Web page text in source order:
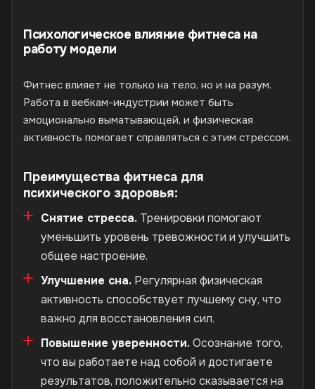
Психологическое влияние фитнеса на
работу модели
Фитнес влияет не только на тело, но и на разум.
Работа в вебкам-индустрии может быть
эмоционально выматывающей, и физическая
активность помогает справляться с этим стрессом.
Преимущества фитнеса для
психического здоровья:
Снятие стресса. Тренировки помогают
уменьшить уровень тревожности и улучшить
общее настроение.
Улучшение сна. Регулярная физическая
активность способствует лучшему сну, что
важно для восстановления сил.
Повышение уверенности.Осознание того,
что вы работаете над собой и достигаете
результатов, положительно сказывается на